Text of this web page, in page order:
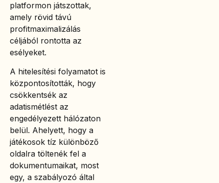
platformon játszottak,
amely rövid távú
profitmaximalizálás
céljából rontotta az
esélyeket.
A hitelesítési folyamatot is
központosították, hogy
csökkentsék az
adatismétlést az
engedélyezett hálózaton
belül. Ahelyett, hogy a
játékosok tíz különböző
oldalra töltenék fel a
dokumentumaikat, most
egy, a szabályozó által